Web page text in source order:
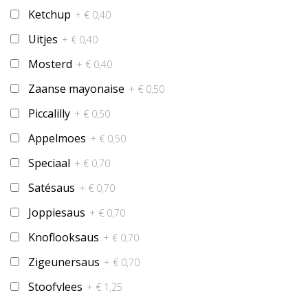
Ketchup + € 0,40
Uitjes + € 0,40
Mosterd + € 0,40
Zaanse mayonaise + € 0,50
Piccalilly + € 0,50
Appelmoes + € 0,50
Speciaal + € 0,70
Satésaus + € 0,70
Joppiesaus + € 0,70
Knoflooksaus + € 0,70
Zigeunersaus + € 0,70
Stoofvlees + € 1,25